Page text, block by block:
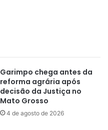
Garimpo chega antes da
reforma agrária após
decisão da Justiça no
Mato Grosso
4 de agosto de 2026